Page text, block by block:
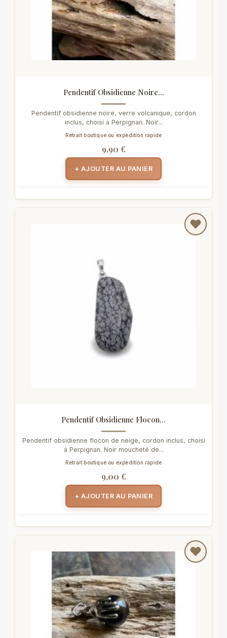
Pendentif Obsidienne Noire...
Pendentif obsidienne noire, verre volcanique, cordon
inclus, choisi à Perpignan. Noir...
Retrait boutique ou expédition rapide
9,90 €
+ AJOUTER AU PANIER
Pendentif Obsidienne Flocon...
Pendentif obsidienne flocon de neige, cordon inclus, choisi
à Perpignan. Noir moucheté de...
Retrait boutique ou expédition rapide
9,00 €
+ AJOUTER AU PANIER